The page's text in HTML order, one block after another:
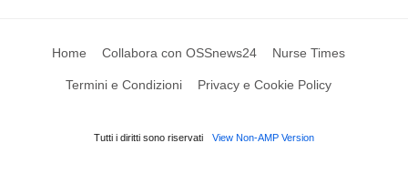
Home Collabora con OSSnews24 Nurse Times
Termini e Condizioni Privacy e Cookie Policy
Tutti i diritti sono riservati View Non-AMP Version